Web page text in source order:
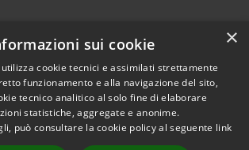
di accessibilità
Copyright © 2026 • Comune di
Fombio • Powered by
×
sui cookie
cookie tecnici e assimilati strettamente
funzionamento e alla navigazione del sito,
tecnico analitico al solo fine di elaborare
statistiche, aggregate e anonime.
può consultare la cookie policy al seguente link